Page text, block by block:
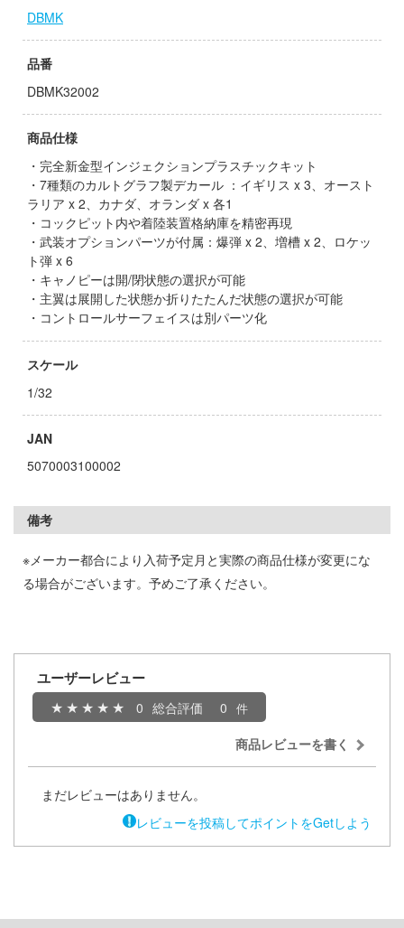
DBMK
品番
DBMK32002
商品仕様
・完全新金型インジェクションプラスチックキット
・7種類のカルトグラフ製デカール ：イギリス x 3、オースト
ラリア x 2、カナダ、オランダ x 各1
・コックピット内や着陸装置格納庫を精密再現
・武装オプションパーツが付属：爆弾 x 2、増槽 x 2、ロケッ
ト弾 x 6
・キャノピーは開/閉状態の選択が可能
・主翼は展開した状態か折りたたんだ状態の選択が可能
・コントロールサーフェイスは別パーツ化
スケール
1/32
JAN
5070003100002
備考
※メーカー都合により入荷予定月と実際の商品仕様が変更にな
る場合がございます。予めご了承ください。
ユーザーレビュー
0 総合評価
0
商品レビューを書く
まだレビューはありません。
レビューを投稿してポイントをGetしよう
は告らせたい？～天才たちの恋愛頭脳戦
ットマンREBORN!
ドラグナー
の許嫁
シリーズ
ガッチャマン
プターさくら
バンドクライ
ンレディ
クラウン
モスピーダ
バイファム
シリーズ
ム・トイ
メーカーをすべて見る
プメニュー
ージ
ガイド
わせ
シーポリシー
アカウント
公式アカウント
カウント
公式アカウント